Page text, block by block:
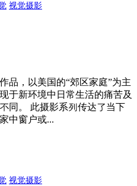
视觉摄影
品，以美国的“郊区家庭”为主
于新环境中日常生活的痛苦及
同。 此摄影系列传达了当下
中窗户或...
视觉摄影